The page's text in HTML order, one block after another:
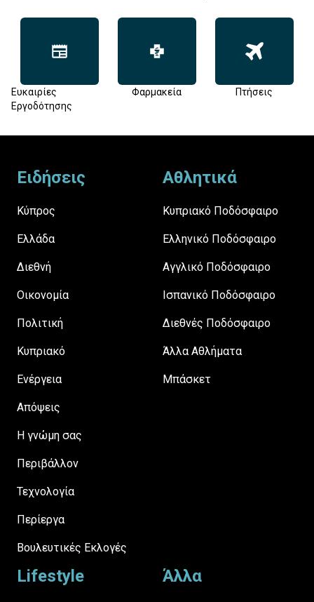
Ευκαιρίες
Εργοδότησης
Φαρμακεία Πτήσεις
Ειδήσεις
Κύπρος
Ελλάδα
Διεθνή
Οικονομία
Πολιτική
Κυπριακό
Ενέργεια
Απόψεις
H γνώμη σας
Περιβάλλον
Τεχνολογία
Περίεργα
Βουλευτικές Εκλογές
Αθλητικά
Κυπριακό Ποδόσφαιρο
Ελληνικό Ποδόσφαιρο
Αγγλικό Ποδόσφαιρο
Ισπανικό Ποδόσφαιρο
Διεθνές Ποδόσφαιρο
Άλλα Αθλήματα
Μπάσκετ
Lifestyle Άλλα